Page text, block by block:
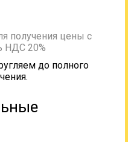
получения цены с
НДС 20%
до полного